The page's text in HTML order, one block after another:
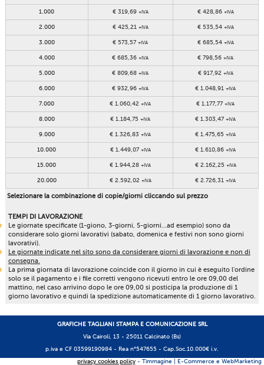
1.000 € 319,69 +IVA € 428,86 +IVA
2.000 € 425,21 +IVA € 535,54 +IVA
3.000 € 573,57+IVA € 685,54 +IVA
4.000 € 685,36+IVA € 798,56+IVA
5.000 € 809,68+IVA € 917,92 +IVA
6.000 € 932,96+IVA € 1.048,91+IVA
7.000 € 1.060,42+IVA € 1.177,77+IVA
8.000 € 1.184,75+IVA € 1.303,47+IVA
9.000 € 1.326,83+IVA € 1.475,65+IVA
10.000 € 1.449,07 +IVA € 1.610,86+IVA
15.000 € 1.944,28+IVA € 2.162,25 +IVA
20.000 € 2.592,02 +IVA € 2.726,31+IVA
Selezionare la combinazione di copie/giorni cliccando sul prezzo
TEMPI DI LAVORAZIONE
Le giornate specificate (1-giono, 3-giorni, 5-giorni...ad esempio) sono da
considerare solo giorni lavorativi (sabato, domenica e festivi non sono giorni
lavorativi).
Le giornate indicate nel sito sono da considerare giorni di lavorazione e non di
consegna.
La prima giornata di lavorazione coincide con il giorno in cui è eseguito l'ordine
solo se il pagamento e i file corretti vengono ricevuti entro le ore 09,00 del
mattino, nel caso arrivino dopo le ore 09,00 si posticipa la produzione di 1
giorno lavorativo e quindi la spedizione automaticamente di 1 giorno lavorativo.
GRAFICHE TAGLIANI STAMPA E COMUNICAZIONE SRL
Via Cairoli, 13 - 25011 Calcinato (Bs)
p.iva e CF 03599190984 - Rea n°547655 - Cap.Soc.10.000€ i.v.
privacy cookies policy- Timmagine | E-Commerce e WebMarketing